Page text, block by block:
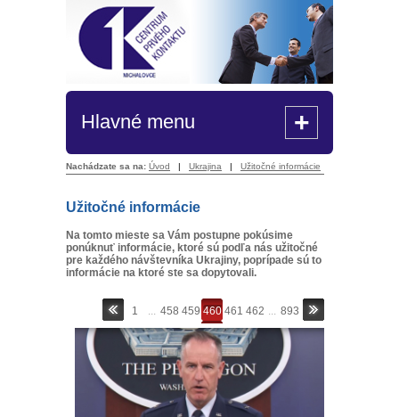
Hlavné menu +
Nachádzate sa na: Úvod | Ukrajina | Užitočné informácie
Užitočné informácie
Na tomto mieste sa Vám postupne pokúsime
ponúknuť informácie, ktoré sú podľa nás užitočné
pre každého návštevníka Ukrajiny, poprípade sú to
informácie na ktoré ste sa dopytovali.
1 ... 458 459 460 461 462 ... 893